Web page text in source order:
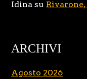
Idina su
ARCHIVI
Agosto 2026